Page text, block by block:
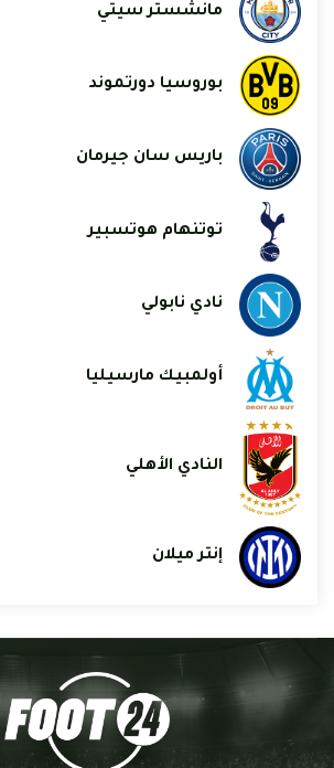
مانشستر سيتي
بوروسيا دورتموند
باريس سان جيرمان
توتنهام هوتسبير
نادي نابولي
أولمبيك مارسيليا
النادي الأهلي
إنتر ميلان